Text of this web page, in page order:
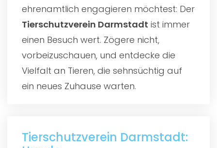
ehrenamtlich engagieren möchtest: Der
Tierschutzverein Darmstadt ist immer
einen Besuch wert. Zögere nicht,
vorbeizuschauen, und entdecke die
Vielfalt an Tieren, die sehnsüchtig auf
ein neues Zuhause warten.
Tierschutzverein Darmstadt: